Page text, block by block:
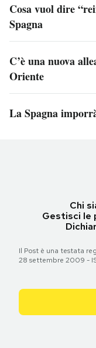
Cosa vuol dire
Spagna
C’è una nuova
Oriente
La Spagna
Chi
Gestisci le
Il Post è una testata
28 settembre 2009 -